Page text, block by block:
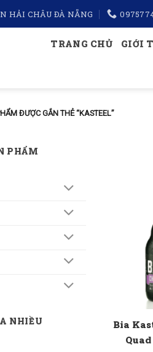
HẢI CHÂU ĐÀ NẴNG
TRANG CHỦ GIỚI
ĐƯỢC GẮN THẺ “KASTEEL”
PHẨM
NHIỀU
Bia